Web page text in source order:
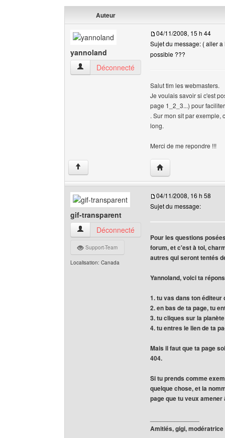
Auteur
yannoland
yannoland Voir le profil de l'utilisateur
Déconnecté
04/11/2008, 15 h 44
Sujet du message: ( aller
possible ???
Salut tlm les webmasters.
Je voulais savoir si c'est
page 1_2_3...) pour
. Sur mon sit par exemple,
long.
Merci de me repondre !!!
↑ Visiter le site web
gif-transparent
gif-transparent Voir le profil de l'utilisateur
Déconnecté
Support-Team
Localisation: Canada
04/11/2008, 16 h 58
Sujet du message:
Pour les questions
forum, et c'est à toi,
autres qui seront tentés
Yannoland, voici ta
1. tu vas dans ton
2. en bas de ta page, tu
3. tu cliques sur la
4. tu entres le lien de ta
Mais il faut que ta page
404.
Si tu prends comme
quelque chose, et la
page que tu veux amener
Amitiés, gigi, modératrice